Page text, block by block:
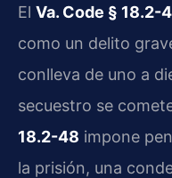
El Va. Code § 18.2-
como un delito
conlleva de uno a
secuestro se
18.2-48 impone
la prisión, una